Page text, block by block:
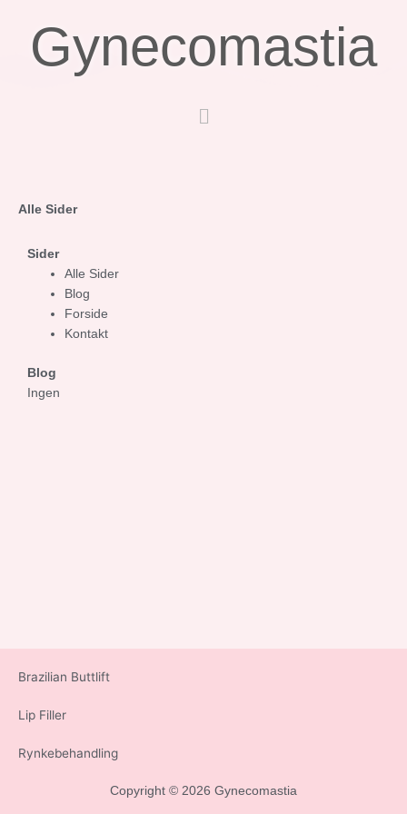
indholdetGynecomastia
Menu
Alle Sider
Sider
Alle Sider
Blog
Forside
Kontakt
Blog
Ingen
Brazilian Buttlift
Lip Filler
Rynkebehandling
Copyright © 2026 Gynecomastia